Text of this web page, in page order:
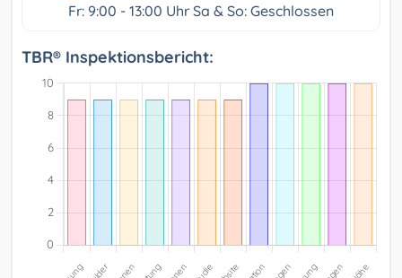
Fr: 9:00 - 13:00 Uhr Sa & So: Geschlossen
TBR® Inspektionsbericht: